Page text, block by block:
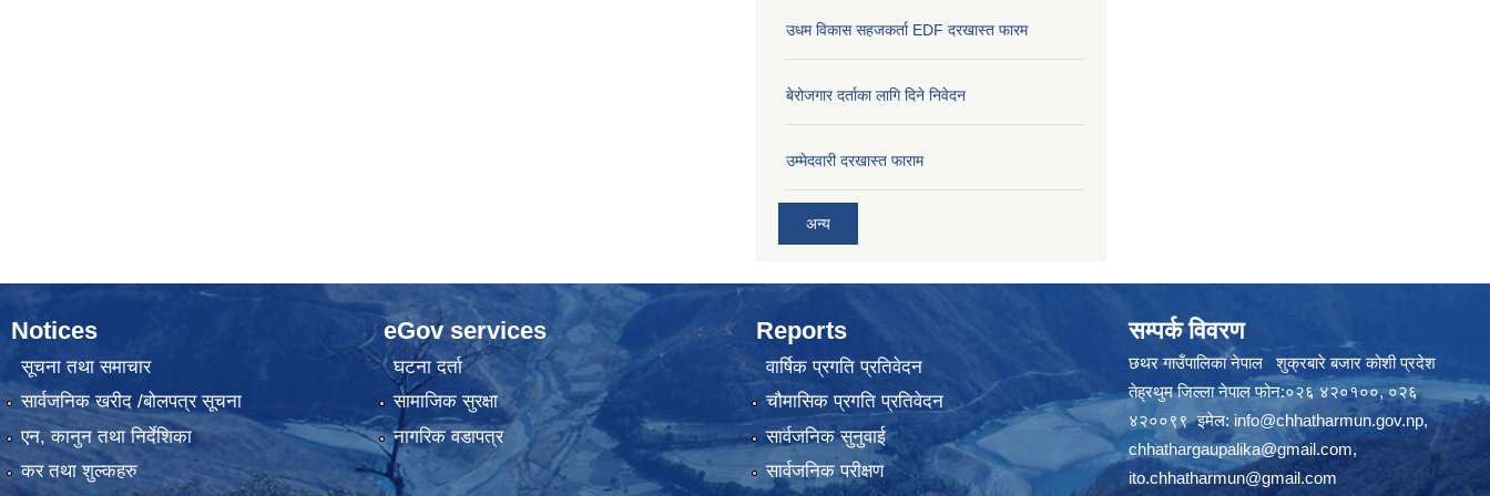
उधम विकास सहजकर्ता EDF दरखास्त फारम
बेरोजगार दर्ताका लागि दिने निवेदन
उम्मेदवारी दरखास्त फाराम
अन्य
Notices
सूचना तथा समाचार
सार्वजनिक खरीद /बोलपत्र सूचना
एन, कानुन तथा निर्देशिका
कर तथा शुल्कहरु
eGov services
घटना दर्ता
सामाजिक सुरक्षा
नागरिक वडापत्र
Reports
वार्षिक प्रगति प्रतिवेदन
चौमासिक प्रगति प्रतिवेदन
सार्वजनिक सुनुवाई
सार्वजनिक परीक्षण
सम्पर्क विवरण
छथर गाउँपालिका नेपाल शुक्रबारे बजार कोशी प्रदेश
तेह्रथुम जिल्ला नेपाल फोन:०२६ ४२०१००, ०२६
४२००९९ इमेल: info@chhatharmun.gov.np,
chhathargaupalika@gmail.com,
ito.chhatharmun@gmail.com